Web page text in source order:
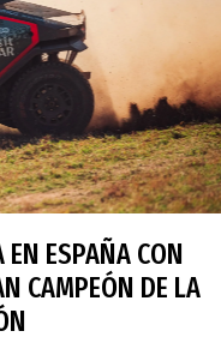
EN ESPAÑA CON
CAMPEÓN DE LA